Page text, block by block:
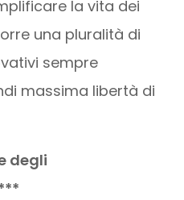
la vita dei
una pluralità di
sempre
massima libertà di
degli